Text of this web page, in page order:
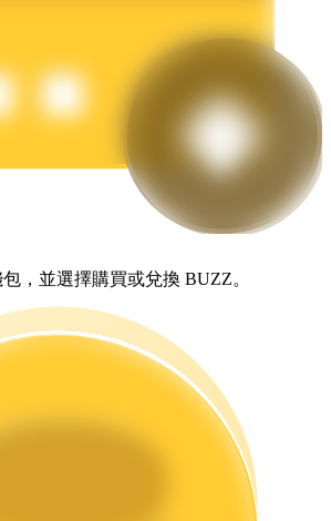
增值
，並選擇購買或兌換 BUZZ。